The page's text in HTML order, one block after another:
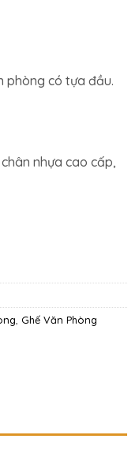
phòng có tựa đầu.
nhựa cao cấp,
, Ghế Văn Phòng